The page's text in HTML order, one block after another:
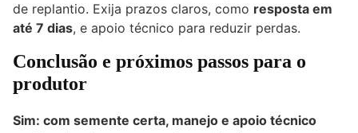
de replantio. Exija prazos claros, como resposta em
até 7 dias, e apoio técnico para reduzir perdas.
Conclusão e próximos passos para o
produtor
Sim: com semente certa, manejo e apoio técnico